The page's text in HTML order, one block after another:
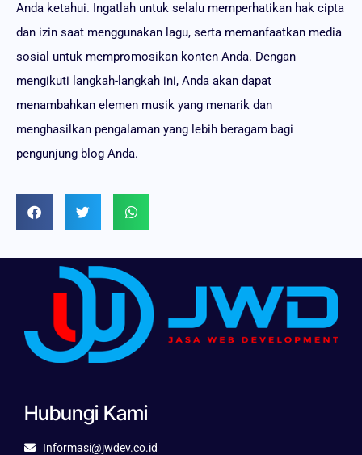
Anda ketahui. Ingatlah untuk selalu memperhatikan hak cipta
dan izin saat menggunakan lagu, serta memanfaatkan media
sosial untuk mempromosikan konten Anda. Dengan
mengikuti langkah-langkah ini, Anda akan dapat
menambahkan elemen musik yang menarik dan
menghasilkan pengalaman yang lebih beragam bagi
pengunjung blog Anda.
Hubungi Kami
Informasi@jwdev.co.id